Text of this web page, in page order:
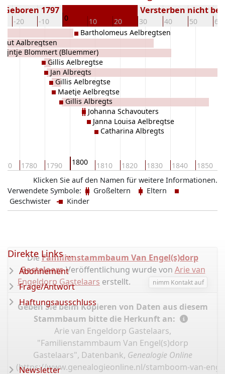
-20 -10 0 10 20 30 40 50 60
Geboren 1797 Versterben nicht
1780 1790 1800 1810 1820 1830 1840 1850
Aalbregtsen
Blommert (Bluemmer)
Gillis Aelbregtse
Jan Albregts
Gillis Aelbregtse
Maetje Aelbregtse
Gillis Albregts
Bartholomeus Aelbregtsen
Johanna Schavouters
Janna Louisa Aelbregtse
Catharina Albregts
Klicken Sie auf den Namen für weitere Informationen.
Verwendete Symbole:
Großeltern
Eltern
Geschwister
Kinder
Die Familienstammbaum Van Engel(s)dorp
Gastelaars-Veröffentlichung wurde von Arie van
Engeldorp Gastelaars erstellt. nimm Kontakt auf
Geben Sie beim Kopieren von Daten aus diesem
Stammbaum bitte die Herkunft an:
Arie van Engeldorp Gastelaars,
"Familienstammbaum Van Engel(s)dorp
Gastelaars", Datenbank, Genealogie Online
(https://www.genealogieonline.nl/stamboom-van-
Direkte Links ...
Abonnement
Frage/Antwort
Haftungsausschluss
Newsletter